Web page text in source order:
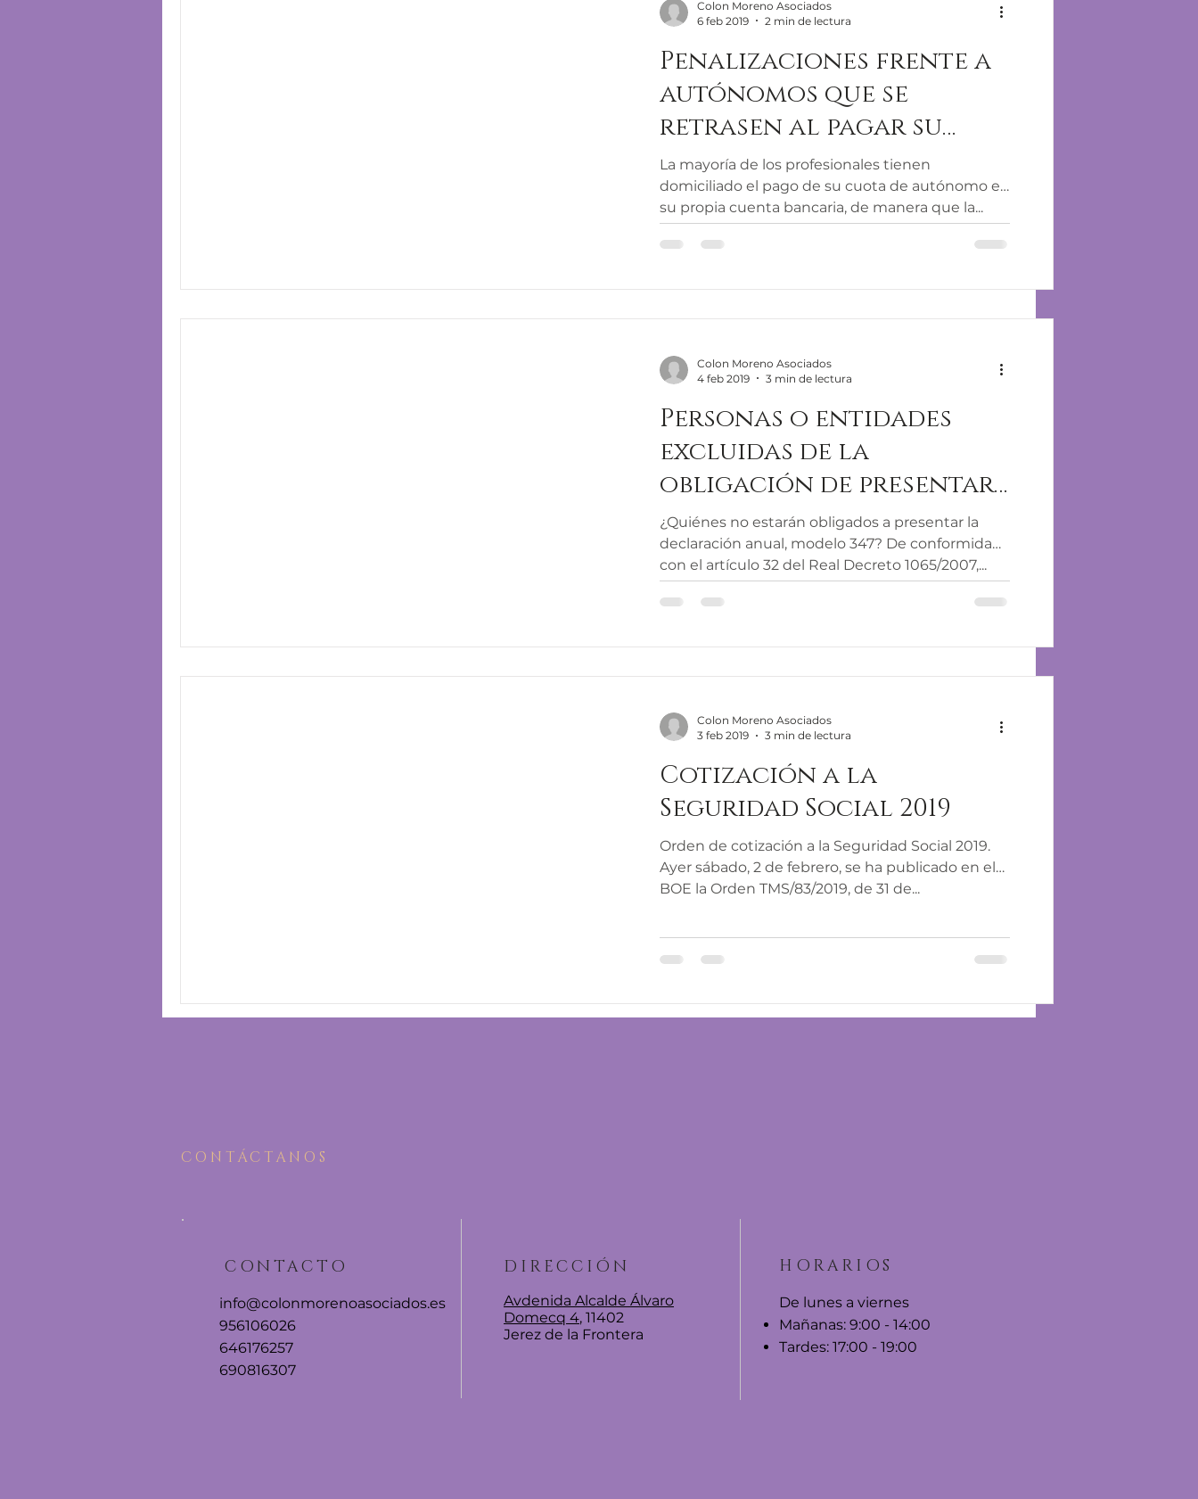
Colon Moreno Asociados
6 feb 2019
2 min de lectura
Penalizaciones frente a
autónomos que se
retrasen al pagar su
cotización mensual a la
TGSS
La mayoría de los profesionales tienen
domiciliado el pago de su cuota de autónomo en
su propia cuenta bancaria, de manera que la...
Colon Moreno Asociados
4 feb 2019
3 min de lectura
Personas o entidades
excluidas de la
obligación de presentar
declaración anual 347
¿Quiénes no estarán obligados a presentar la
declaración anual, modelo 347? De conformidad
con el artículo 32 del Real Decreto 1065/2007,...
Colon Moreno Asociados
3 feb 2019
3 min de lectura
Cotización a la
Seguridad Social 2019
Orden de cotización a la Seguridad Social 2019.
Ayer sábado, 2 de febrero, se ha publicado en el
BOE la Orden TMS/83/2019, de 31 de...
CONTÁCTANOS
CONTACTO DIRECCIÓN HORARIOS
info@colonmorenoasociados.es
956106026
646176257
690816307
Avdenida Alcalde Álvaro
Domecq 4, 11402
Jerez de la Frontera
De lunes a viernes
Mañanas: 9:00 - 14:00
​​Tardes: 17:00 - 19:00